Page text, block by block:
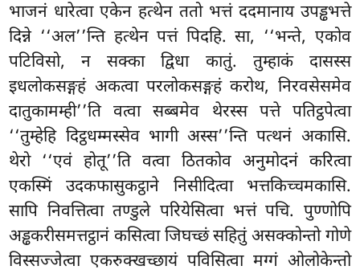
भाजनं धारेत्वा एकेन हत्थेन ततो भत्तं ददमानाय उपड्ढभत्ते
दिन्ने ‘‘अल’’न्ति हत्थेन पत्तं पिदहि. सा, ‘‘भन्ते, एकोव
पटिविसो, न सक्का द्विधा कातुं. तुम्हाकं दासस्स
इधलोकसङ्गहं अकत्वा परलोकसङ्गहं करोथ, निरवसेसमेव
दातुकामम्ही’’ति वत्वा सब्बमेव थेरस्स पत्ते पतिट्ठपेत्वा
‘‘तुम्हेहि दिट्ठधम्मस्सेव भागी अस्स’’न्ति पत्थनं अकासि.
थेरो ‘‘एवं होतू’’ति वत्वा ठितकोव अनुमोदनं करित्वा
एकस्मिं उदकफासुकट्ठाने निसीदित्वा भत्तकिच्चमकासि.
सापि निवत्तित्वा तण्डुले परियेसित्वा भत्तं पचि. पुण्णोपि
अड्ढकरीसमत्तट्ठानं कसित्वा जिघच्छं सहितुं असक्कोन्तो गोणे
विस्सज्जेत्वा एकरुक्खच्छायं पविसित्वा मग्गं ओलोकेन्तो